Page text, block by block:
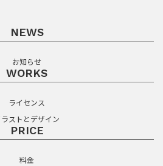
NEWS
お知らせ
WORKS
ライセンス
ラストとデザイン
PRICE
料金